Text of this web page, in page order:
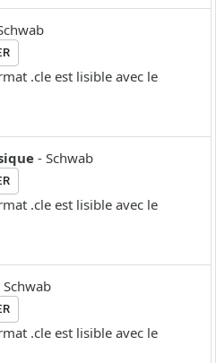
.cle est lisible avec le
- Schwab
.cle est lisible avec le
Schwab
.cle est lisible avec le